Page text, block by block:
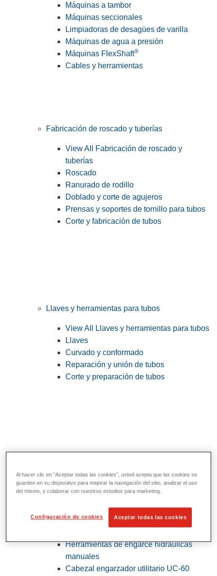
Máquinas a tambor
Máquinas seccionales
Limpiadoras de desagües de varilla
Máquinas de agua a presión
Máquinas FlexShaft®
Cables y herramientas
Fabricación de roscado y tuberías
View All Fabricación de roscado y
tuberías
Roscado
Ranurado de rodillo
Doblado y corte de agujeros
Prensas y soportes de tornillo para tubos
Corte y fabricación de tubos
Llaves y herramientas para tubos
View All Llaves y herramientas para tubos
Llaves
Curvado y conformado
Reparación y unión de tubos
Corte y preparación de tubos
Herramientas de servicios públicos y de
View All Herramientas de servicios
Herramientas de engarce hidráulicas
manuales
Cabezal engarzador utilitario UC-60
Al hacer clic en “Aceptar todas las cookies”, usted acepta que las cookies se
guarden en su dispositivo para mejorar la navegación del sitio, analizar el uso
del mismo, y colaborar con nuestros estudios para marketing.
Configuración de cookies Aceptar todas las cookies